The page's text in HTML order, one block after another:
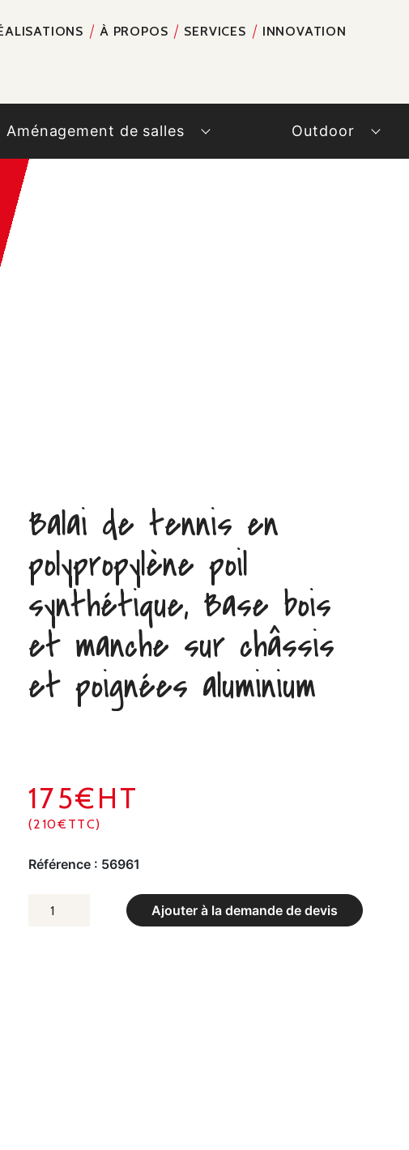
À PROPOS SERVICES INNOVATION
Aménagement de salles Outdoor
Balai de tennis en
polypropylène poil
synthétique, Base bois
et manche sur châssis
et poignées aluminium
175€HT
(210€TTC)
Référence : 56961
Ajouter à la demande de devis
QUANTITÉ